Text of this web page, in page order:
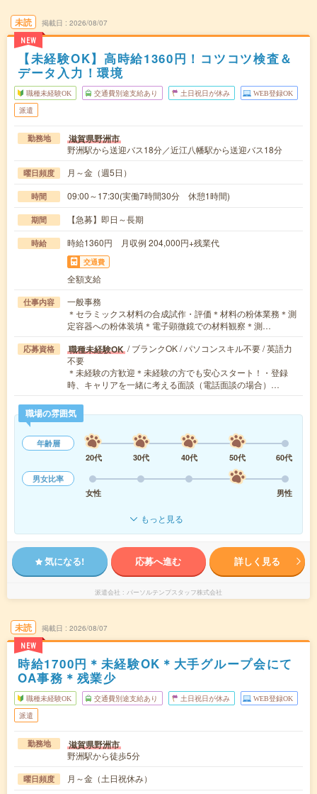
未読
NEW
掲載日 2026/08/07
【未経験OK】高時給1360円！コツコツ検査＆
データ入力！環境
職種未経験OK 交通費別途支給あり 土日祝日が休み WEB登録OK
派遣
勤務地 滋賀県野洲市
野洲駅から送迎バス18分／近江八幡駅から送迎バス18分
曜日頻度 月～金（週5日）
時間 09:00～17:30(実働7時間30分 休憩1時間)
期間 【急募】即日～長期
時給 時給1360円 月収例 204,000円+残業代
交通費
全額支給
仕事内容
一般事務
＊セラミックス材料の合成試作・評価＊材料の粉体業務＊測
定容器への粉体装填＊電子顕微鏡での材料観察＊測…
応募資格 職種未経験OK / ブランクOK / パソコンスキル不要 / 英語力
不要
＊未経験の方歓迎＊未経験の方でも安心スタート！・登録
時、キャリアを一緒に考える面談（電話面談の場合）…
職場の雰囲気
年齢層
20代
30代 40代 50代
60代
男女比率
女性
男性
もっと見る
気になる! 応募へ進む 詳しく見る
派遣会社 パーソルテンプスタッフ株式会社
未読
NEW
掲載日 2026/08/07
時給1700円＊未経験OK＊大手グループ会にて
OA事務＊残業少
職種未経験OK 交通費別途支給あり 土日祝日が休み WEB登録OK
派遣
勤務地 滋賀県野洲市
野洲駅から徒歩5分
曜日頻度 月～金（土日祝休み）